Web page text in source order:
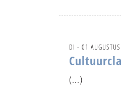
DI - 01
(...)